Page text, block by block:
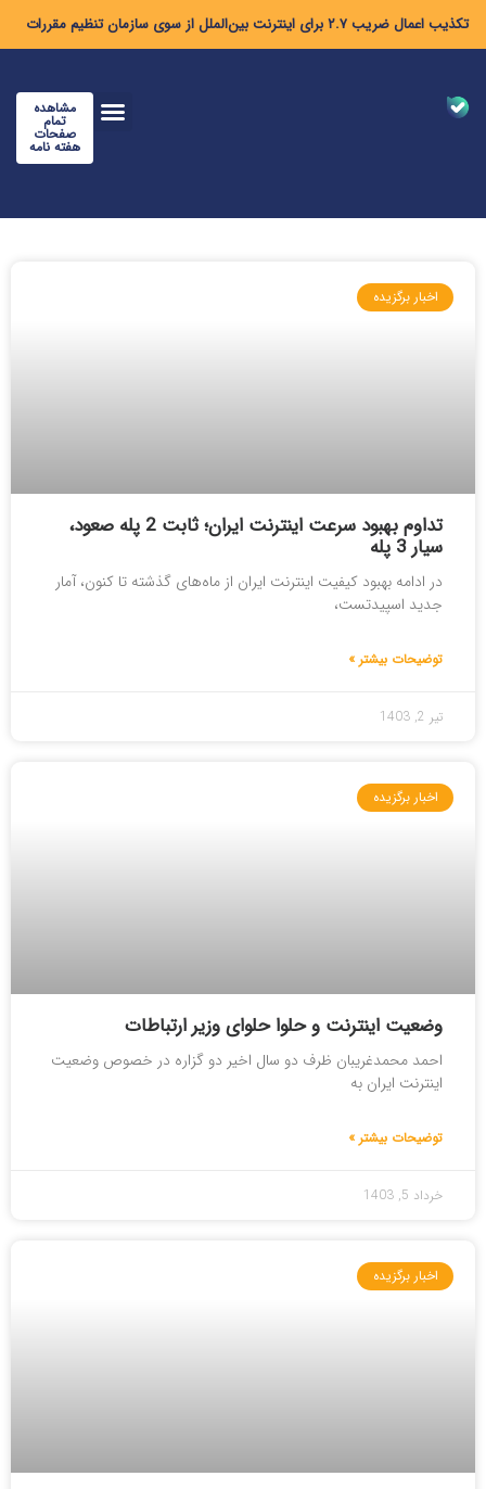
تکذیب اعمال ضریب ۲.۷ برای اینترنت بین‌الملل از سوی سازمان تنظیم مقررات
مشاهده
تمام
صفحات
هفته نامه
اخبار برگزیده
تداوم بهبود سرعت اینترنت ایران؛ ثابت 2 پله صعود،
سیار 3 پله
در ادامه بهبود کیفیت اینترنت ایران از ماه‌های گذشته تا کنون، آمار
جدید اسپیدتست،
توضیحات بیشتر »
تیر 2, 1403
اخبار برگزیده
وضعیت اینترنت و حلوا حلوای وزیر ارتباطات
احمد محمدغریبان ظرف دو سال اخیر دو گزاره در خصوص وضعیت
اینترنت ایران به
توضیحات بیشتر »
خرداد 5, 1403
اخبار برگزیده